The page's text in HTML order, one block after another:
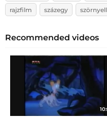
rajzfilm
százegy
Recommended videos